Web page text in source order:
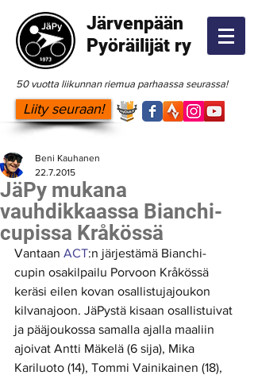
Järvenpään
Pyöräilijät ry
50 vuotta liikunnan riemua parhaassa seurassa!
Liity seuraan!
JäPy mukana
vauhdikkaassa Bianchi-
cupissa Kråkössä
Beni Kauhanen
22.7.2015
Vantaan ACT:n järjestämä Bianchi-
cupin osakilpailu Porvoon Kråkössä
keräsi eilen kovan osallistujajoukon
kilvanajoon. JäPystä kisaan osallistuivat
ja pääjoukossa samalla ajalla maaliin
ajoivat Antti Mäkelä (6 sija), Mika
Kariluoto (14), Tommi Vainikainen (18),